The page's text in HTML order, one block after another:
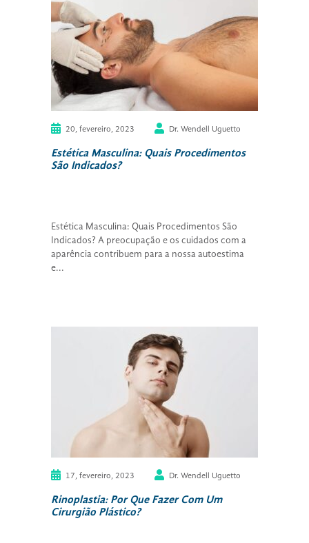
20, fevereiro, 2023 Dr. Wendell Uguetto
Estética Masculina: Quais Procedimentos
São Indicados?
Estética Masculina: Quais Procedimentos São
Indicados? A preocupação e os cuidados com a
aparência contribuem para a nossa autoestima
e...
17, fevereiro, 2023 Dr. Wendell Uguetto
Rinoplastia: Por Que Fazer Com Um
Cirurgião Plástico?